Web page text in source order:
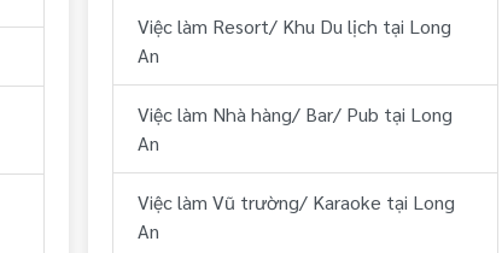
Việc làm Tài chính, kế toán tại Long An
Việc làm Kỹ thuật tại Long An
Việc làm Lái xe tại Long An
Việc làm Lữ hành/ Du lịch (HDV, ĐH
Tour...) tại Long An
Việc làm Resort/ Khu Du lịch tại Long
An
Việc làm Nhà hàng/ Bar/ Pub tại Long
An
Việc làm Vũ trường/ Karaoke tại Long
An